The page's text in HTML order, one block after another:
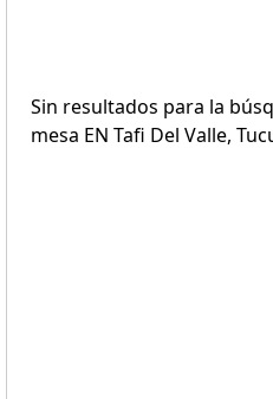
Sin resultados para la
mesa EN Tafi Del Valle,